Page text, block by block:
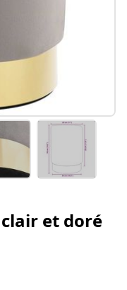
et doré